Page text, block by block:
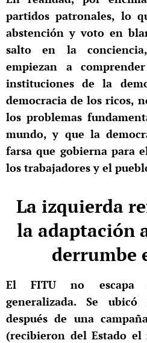
partidos patronales, lo
abstención y voto en
salto en la
empiezan a
instituciones de la
democracia de los ricos,
los problemas
mundo, y que la
farsa que gobierna para
los trabajadores y el
La izquierda
la adaptación
derrumbe
El FITU no escapa
generalizada. Se
después de una
(recibieron del Estado